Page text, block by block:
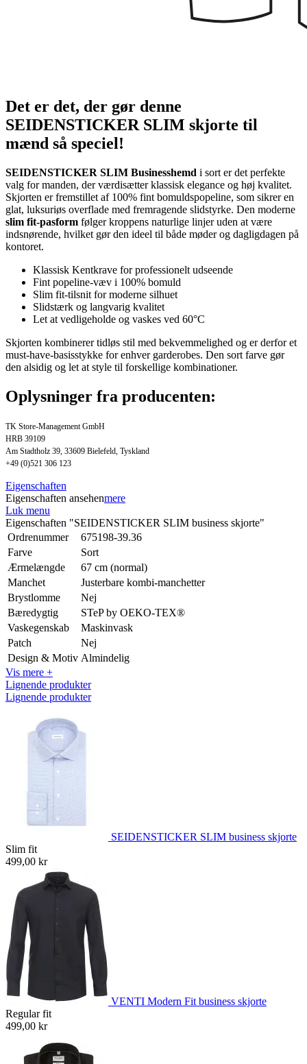
Det er det, der gør denne
SEIDENSTICKER SLIM skjorte til
mænd så speciel!
SEIDENSTICKER SLIM Businesshemd i sort er det perfekte
valg for manden, der værdisætter klassisk elegance og høj kvalitet.
Skjorten er fremstillet af 100% fint bomuldspopeline, som sikrer en
glat, luksuriøs overflade med fremragende slidstyrke. Den moderne
slim fit-pasform følger kroppens naturlige linjer uden at være
indsnørende, hvilket gør den ideel til både møder og dagligdagen på
kontoret.
Klassisk Kentkrave for professionelt udseende
Fint popeline-væv i 100% bomuld
Slim fit-tilsnit for moderne silhuet
Slidstærk og langvarig kvalitet
Let at vedligeholde og vaskes ved 60°C
Skjorten kombinerer tidløs stil med bekvemmelighed og er derfor et
must-have-basisstykke for enhver garderobes. Den sort farve gør
den alsidig og let at style til forskellige kombinationer.
Oplysninger fra producenten:
TK Store-Management GmbH
HRB 39109
Am Stadtholz 39, 33609 Bielefeld, Tyskland
+49 (0)521 306 123
Eigenschaften
Eigenschaften ansehenmere
Luk menu
Eigenschaften "SEIDENSTICKER SLIM business skjorte"
Ordrenummer
675198-39.36
Farve
Sort
Ærmelængde
67 cm (normal)
Manchet
Justerbare kombi-manchetter
Brystlomme
Nej
Bæredygtig
STeP by OEKO-TEX®
Vaskegenskab
Maskinvask
Patch
Nej
Design & Motiv Almindelig
Vis mere +
Lignende produkter
Lignende produkter
SEIDENSTICKER SLIM business skjorte
Slim fit
499,00 kr
VENTI Modern Fit business skjorte
Regular fit
499,00 kr